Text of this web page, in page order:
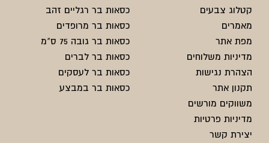
קטלוג צבעים
מאמרים
מפת אתר
מדיניות משלוחים
הצהרת נגישות
תקנון אתר
משווקים מורשים
מדיניות פרטיות
יצירת קשר
כסאות בר רגליים זהב
כסאות בר מרופדים
כסאות בר גובה 75 ס"מ
כסאות בר לברים
כסאות בר לעסקים
כסאות בר במבצע